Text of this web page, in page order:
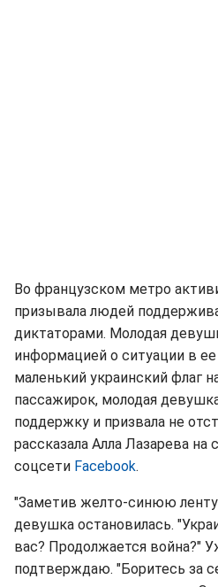
Во французском метро
призывала людей
диктаторами. Молодая
информацией о ситуации в
маленький украинский флаг
пассажирок, молодая
поддержку и призвала не
рассказала Алла Лазарева на
соцсети Facebook.
"Заметив желто-синюю
девушка остановилась.
вас? Продолжается война?"
подтверждаю. "Боритесь за